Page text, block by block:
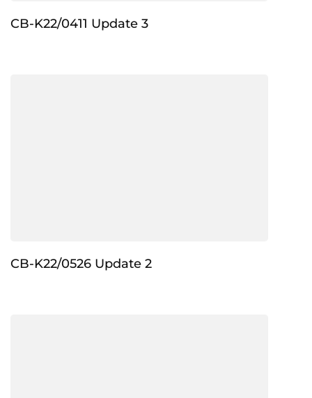
CB-K22/0411 Update 3
CB-K22/0526 Update 2